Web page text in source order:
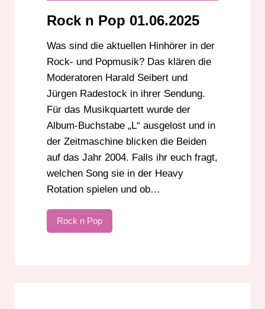
Rock n Pop 01.06.2025
Was sind die aktuellen Hinhörer in der
Rock- und Popmusik? Das klären die
Moderatoren Harald Seibert und
Jürgen Radestock in ihrer Sendung.
Für das Musikquartett wurde der
Album-Buchstabe „L“ ausgelost und in
der Zeitmaschine blicken die Beiden
auf das Jahr 2004. Falls ihr euch fragt,
welchen Song sie in der Heavy
Rotation spielen und ob…
Rock n Pop